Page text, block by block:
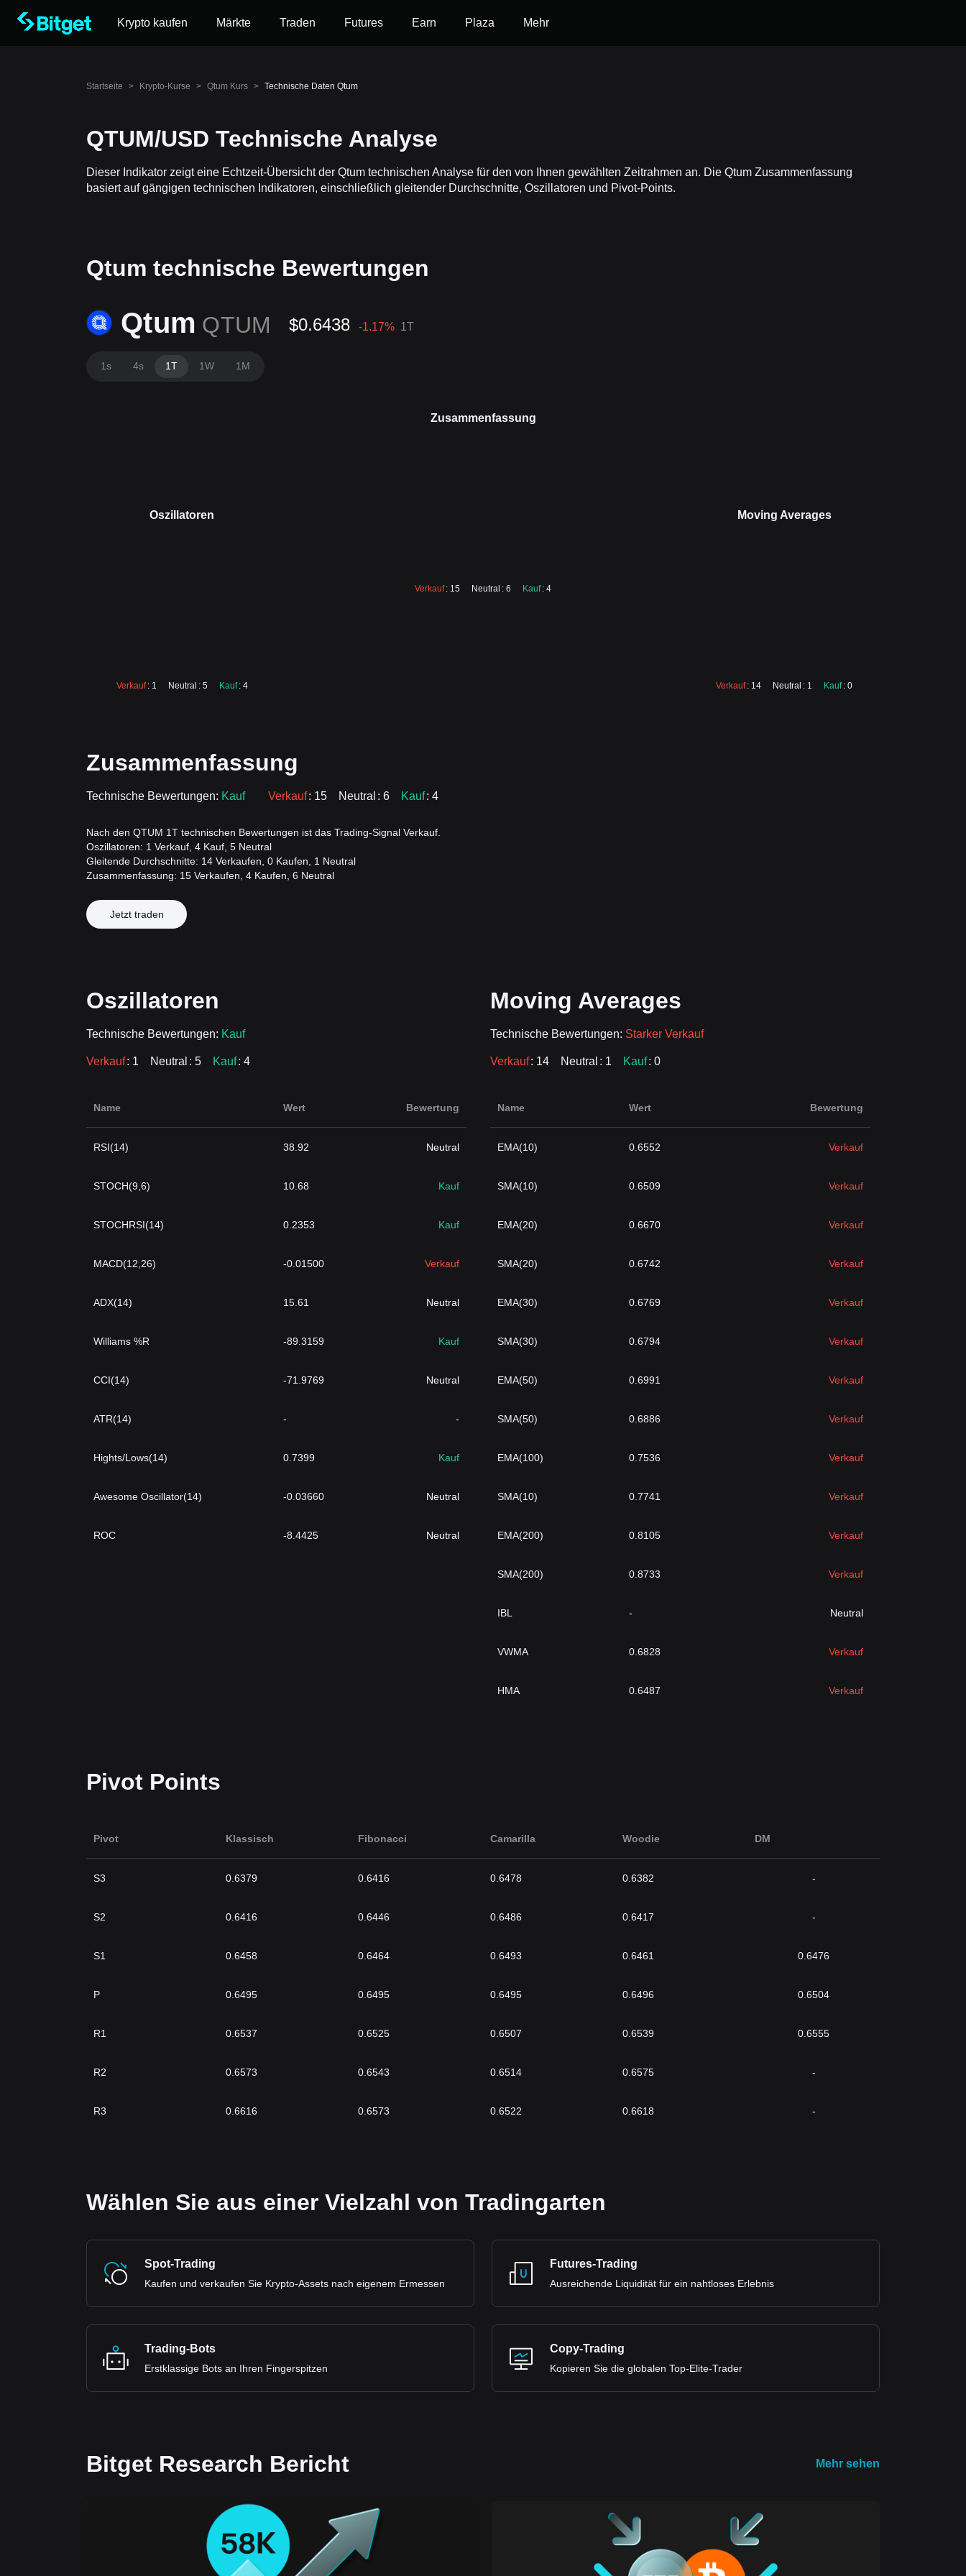
Krypto kaufen Märkte Traden Futures Earn Plaza Mehr
Startseite > Krypto-Kurse > Qtum Kurs > Technische Daten Qtum
QTUM/USD Technische Analyse
Dieser Indikator zeigt eine Echtzeit-Übersicht der Qtum technischen Analyse für den von Ihnen gewählten Zeitrahmen an. Die Qtum Zusammenfassung
basiert auf gängigen technischen Indikatoren, einschließlich gleitender Durchschnitte, Oszillatoren und Pivot-Points.
Qtum technische Bewertungen
Qtum QTUM $0.6438 -1.17% 1T
1s 4s 1T 1W 1M
Zusammenfassung
Verkauf : 15 Neutral : 6 Kauf : 4
Oszillatoren
Verkauf : 1 Neutral : 5 Kauf : 4
Moving Averages
Verkauf : 14 Neutral : 1 Kauf : 0
Zusammenfassung
Technische Bewertungen: Kauf Verkauf: 15 Neutral : 6 Kauf: 4
Nach den QTUM 1T technischen Bewertungen ist das Trading-Signal Verkauf.
Oszillatoren: 1 Verkauf, 4 Kauf, 5 Neutral
Gleitende Durchschnitte: 14 Verkaufen, 0 Kaufen, 1 Neutral
Zusammenfassung: 15 Verkaufen, 4 Kaufen, 6 Neutral
Jetzt traden
Oszillatoren
Technische Bewertungen: Kauf
Verkauf: 1 Neutral : 5 Kauf: 4
Name Wert Bewertung
RSI(14) 38.92 Neutral
STOCH(9,6) 10.68 Kauf
STOCHRSI(14) 0.2353 Kauf
MACD(12,26) -0.01500 Verkauf
ADX(14) 15.61 Neutral
Williams %R -89.3159 Kauf
CCI(14) -71.9769 Neutral
ATR(14) - -
Hights/Lows(14) 0.7399 Kauf
Awesome Oscillator(14) -0.03660 Neutral
ROC -8.4425 Neutral
Moving Averages
Technische Bewertungen: Starker Verkauf
Verkauf: 14 Neutral : 1 Kauf: 0
Name Wert Bewertung
EMA(10) 0.6552 Verkauf
SMA(10) 0.6509 Verkauf
EMA(20) 0.6670 Verkauf
SMA(20) 0.6742 Verkauf
EMA(30) 0.6769 Verkauf
SMA(30) 0.6794 Verkauf
EMA(50) 0.6991 Verkauf
SMA(50) 0.6886 Verkauf
EMA(100) 0.7536 Verkauf
SMA(10) 0.7741 Verkauf
EMA(200) 0.8105 Verkauf
SMA(200) 0.8733 Verkauf
IBL - Neutral
VWMA 0.6828 Verkauf
HMA 0.6487 Verkauf
Pivot Points
Pivot Klassisch Fibonacci Camarilla Woodie DM
S3 0.6379 0.6416 0.6478 0.6382 -
S2 0.6416 0.6446 0.6486 0.6417 -
S1 0.6458 0.6464 0.6493 0.6461 0.6476
P 0.6495 0.6495 0.6495 0.6496 0.6504
R1 0.6537 0.6525 0.6507 0.6539 0.6555
R2 0.6573 0.6543 0.6514 0.6575 -
R3 0.6616 0.6573 0.6522 0.6618 -
Wählen Sie aus einer Vielzahl von Tradingarten
Spot-Trading
Kaufen und verkaufen Sie Krypto-Assets nach eigenem Ermessen
Futures-Trading
Ausreichende Liquidität für ein nahtloses Erlebnis
Trading-Bots
Erstklassige Bots an Ihren Fingerspitzen
Copy-Trading
Kopieren Sie die globalen Top-Elite-Trader
Bitget Research Bericht Mehr sehen